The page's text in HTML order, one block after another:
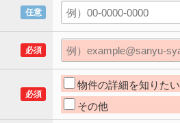
任意
必須
必須
物件の詳細を知りたい
その他